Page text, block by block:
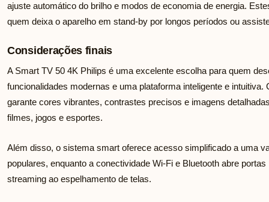
ajuste automático do brilho e modos de economia de energia.
quem deixa o aparelho em stand-by por longos períodos ou
Considerações finais
A Smart TV 50 4K Philips é uma excelente escolha para quem
funcionalidades modernas e uma plataforma inteligente e
garante cores vibrantes, contrastes precisos e imagens
filmes, jogos e esportes.
Além disso, o sistema smart oferece acesso simplificado a uma
populares, enquanto a conectividade Wi-Fi e Bluetooth abre
streaming ao espelhamento de telas.